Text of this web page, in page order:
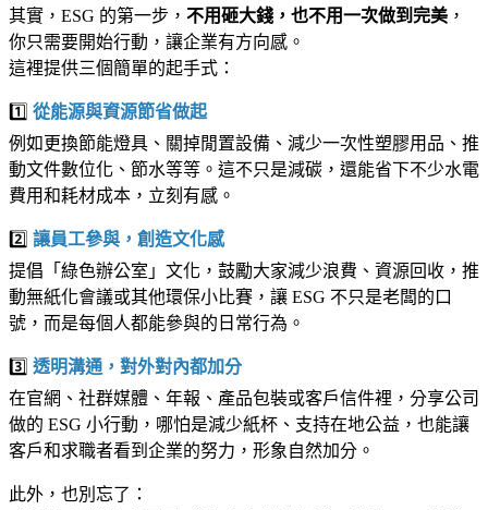
其實，ESG 的第一步， 不用砸大錢，也不用一次做到完美 ，
你只需要開始行動，讓企業有方向感。
這裡提供三個簡單的起手式：
1️⃣ 從能源與資源節省做起
例如更換節能燈具、關掉閒置設備、減少一次性塑膠用品、推
動文件數位化、節水等等。這不只是減碳，還能省下不少水電
費用和耗材成本，立刻有感。
2️⃣ 讓員工參與，創造文化感
提倡「綠色辦公室」文化，鼓勵大家減少浪費、資源回收，推
動無紙化會議或其他環保小比賽，讓 ESG 不只是老闆的口
號，而是每個人都能參與的日常行為。
3️⃣ 透明溝通，對外對內都加分
在官網、社群媒體、年報、產品包裝或客戶信件裡，分享公司
做的 ESG 小行動，哪怕是減少紙杯、支持在地公益，也能讓
客戶和求職者看到企業的努力，形象自然加分。
此外，也別忘了：